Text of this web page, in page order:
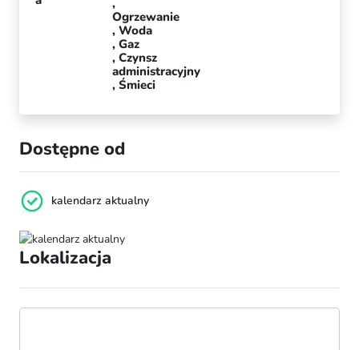
Ogrzewanie
Woda
Gaz
Czynsz
administracyjny
Śmieci
Dostępne od
kalendarz aktualny
Lokalizacja